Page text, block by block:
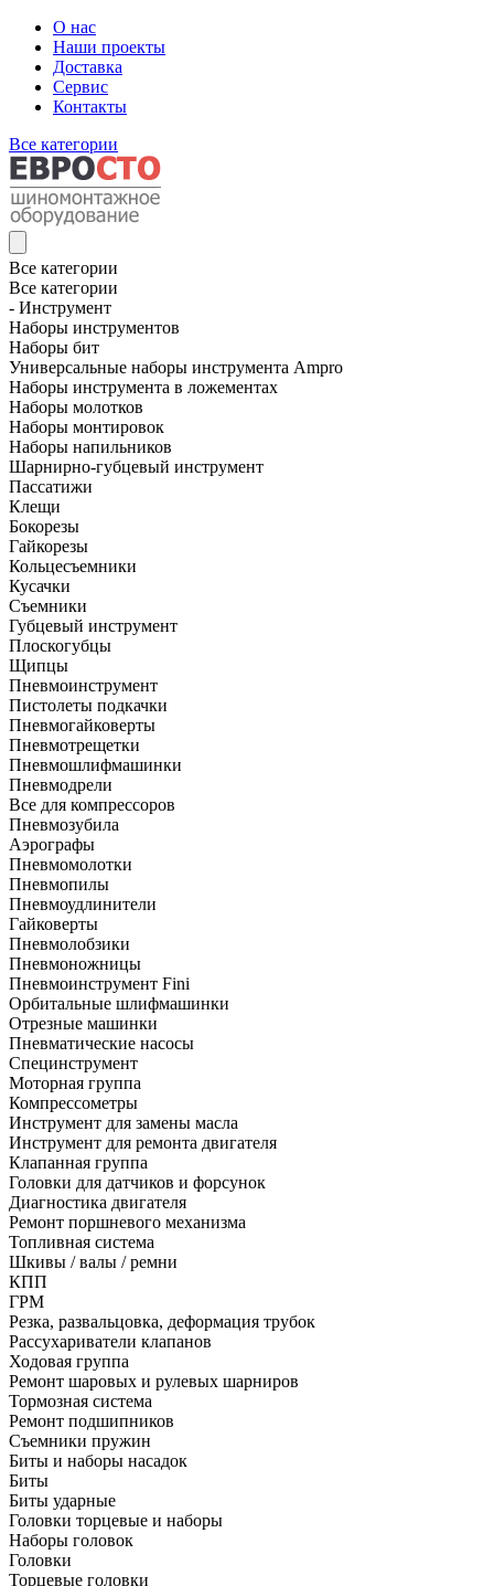
О нас
Наши проекты
Доставка
Сервис
Контакты
Все категории
Все категории
Все категории
- Инструмент
Наборы инструментов
Наборы бит
Универсальные наборы инструмента Ampro
Наборы инструмента в ложементах
Наборы молотков
Наборы монтировок
Наборы напильников
Шарнирно-губцевый инструмент
Пассатижи
Клещи
Бокорезы
Гайкорезы
Кольцесъемники
Кусачки
Съемники
Губцевый инструмент
Плоскогубцы
Щипцы
Пневмоинструмент
Пистолеты подкачки
Пневмогайковерты
Пневмотрещетки
Пневмошлифмашинки
Пневмодрели
Все для компрессоров
Пневмозубила
Аэрографы
Пневмомолотки
Пневмопилы
Пневмоудлинители
Гайковерты
Пневмолобзики
Пневмоножницы
Пневмоинструмент Fini
Орбитальные шлифмашинки
Отрезные машинки
Пневматические насосы
Специнструмент
Моторная группа
Компрессометры
Инструмент для замены масла
Инструмент для ремонта двигателя
Клапанная группа
Головки для датчиков и форсунок
Диагностика двигателя
Ремонт поршневого механизма
Топливная система
Шкивы / валы / ремни
КПП
ГРМ
Резка, развальцовка, деформация трубок
Рассухариватели клапанов
Ходовая группа
Ремонт шаровых и рулевых шарниров
Тормозная система
Ремонт подшипников
Съемники пружин
Биты и наборы насадок
Биты
Биты ударные
Головки торцевые и наборы
Наборы головок
Головки
Торцевые головки